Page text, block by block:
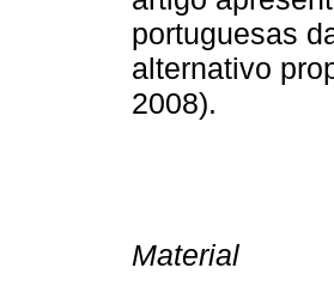
portuguesas
alternativo
2008).
Material